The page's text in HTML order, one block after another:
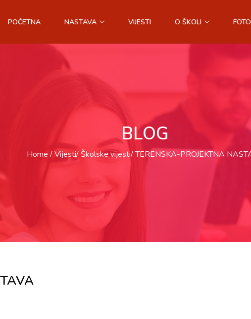
POČETNA NASTAVA VIJESTI O ŠKOLI
BLOG
Home Vijesti Školske vijesti TERENSKA-PROJEKTNA